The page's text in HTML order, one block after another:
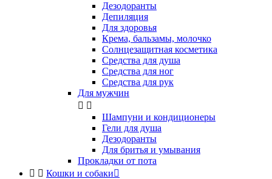
Дезодоранты
Депиляция
Для здоровья
Крема, бальзамы, молочко
Солнцезащитная косметика
Средства для душа
Средства для ног
Средства для рук
Для мужчин
 
Шампуни и кондиционеры
Гели для душа
Дезодоранты
Для бритья и умывания
Прокладки от пота
  Кошки и собаки